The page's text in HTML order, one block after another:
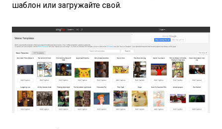
шаблон или загружайте свой.